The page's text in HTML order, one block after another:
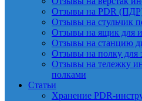
Отзывы на PDR
Отзывы на стульчик
Отзывы на ящик для
Отзывы на станцию
Отзывы на полку для
Отзывы на тележку
полками
Статьи
Хранение PDR-